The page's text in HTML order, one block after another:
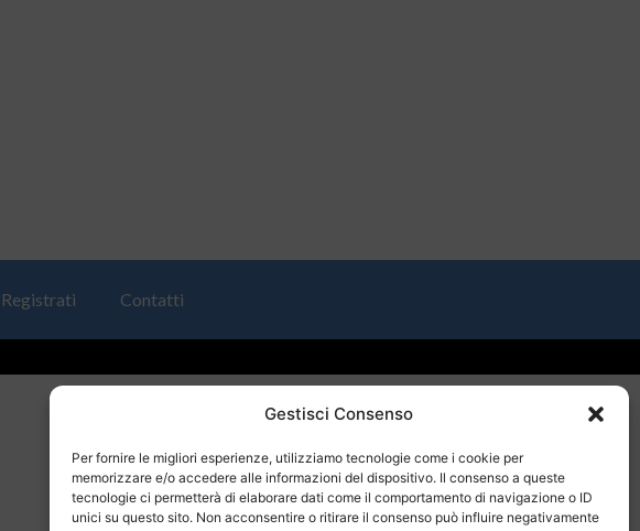
Gestisci Consenso
Per fornire le migliori esperienze, utilizziamo tecnologie come i cookie per
memorizzare e/o accedere alle informazioni del dispositivo. Il consenso a queste
tecnologie ci permetterà di elaborare dati come il comportamento di navigazione o ID
unici su questo sito. Non acconsentire o ritirare il consenso può influire negativamente
Registrati Contatti